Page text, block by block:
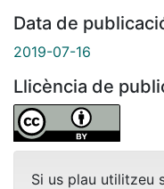
Data de
2019-07-16
Llicència de
Si us plau utilitzeu